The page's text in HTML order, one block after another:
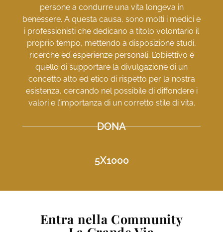
persone a condurre una vita longeva in
benessere. A questa causa, sono molti i medici e
i professionisti che dedicano a titolo volontario il
proprio tempo, mettendo a disposizione studi,
ricerche ed esperienze personali. L’obiettivo è
quello di supportare la divulgazione di un
concetto alto ed etico di rispetto per la nostra
esistenza, cercando nel possibile di diffondere i
valori e l’importanza di un corretto stile di vita.
DONA
5X1000
Entra nella Community